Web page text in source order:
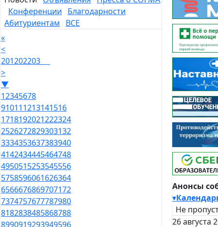
Конференции
Благодарности
Абитуриентам
ВСЕ
«
<
201202203
>
▼
12345678
910111213141516
1718192021222324
2526272829303132
3334353637383940
4142434445464748
4950515253545556
5758596061626364
6566676869707172
7374757677787980
8182838485868788
8990919293949596
Анонсы
▾
Не
26 августа